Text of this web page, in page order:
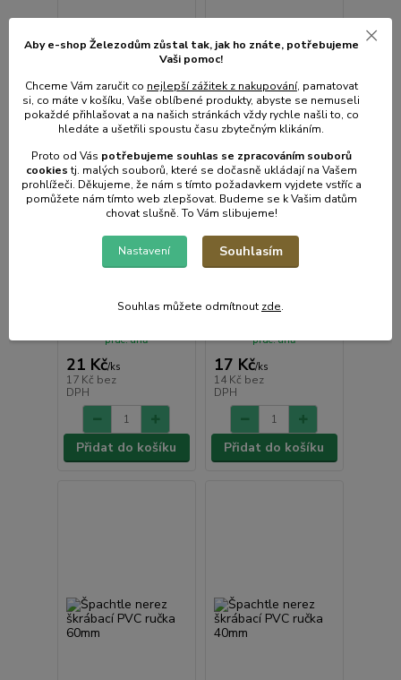
21 Kč/ks
17 Kč bez
DPH
• Skladem centrální
prac. dnů
Přidat do košíku
Špachtle nerez
17 Kč/ks
14 Kč bez
DPH
• Skladem centrální
prac. dnů
Přidat do košíku
Aby e-shop Železodům zůstal tak, jak ho znáte, potřebujeme
Vaši pomoc!
Chceme Vám zaručit co nejlepší zážitek z nakupování, pamatovat
si, co máte v košíku, Vaše oblíbené produkty, abyste se nemuseli
pokaždé přihlašovat a na našich stránkách vždy rychle našli to, co
hledáte a ušetřili spoustu času zbytečným klikáním.
Proto od Vás potřebujeme souhlas se zpracováním souborů
cookiestj. malých souborů, které se dočasně ukládají na Vašem
prohlížeči. Děkujeme, že nám s tímto požadavkem vyjdete vstříc a
pomůžete nám tímto web zlepšovat. Budeme se k Vašim datům
chovat slušně. To Vám slibujeme!
Nastavení Souhlasím
Souhlas můžete odmítnout zde.